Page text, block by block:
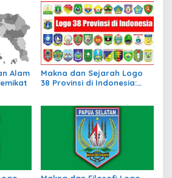
Alam
Makna dan Sejarah Logo
38 Provinsi di Indonesia: